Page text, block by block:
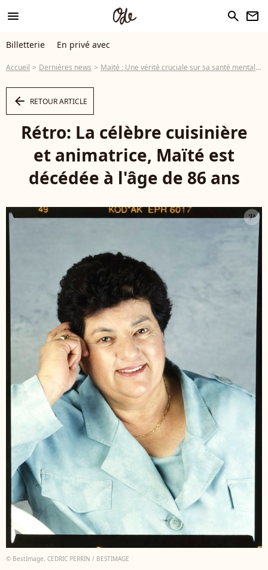
menu search newsletter
Billetterie En privé avec
Accueil Dernières news Maïté : Une vérité cruciale sur sa santé mentale rétablie par ses petites-filles Camille et Perrine
arrow_left RETOUR ARTICLE
Rétro: La célèbre cuisinière
et animatrice, Maïté est
décédée à l'âge de 86 ans
© BestImage, CEDRIC PERRIN / BESTIMAGE